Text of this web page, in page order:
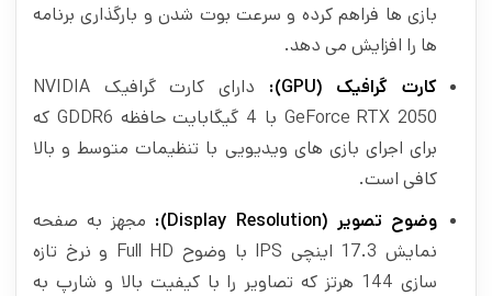
بازی‌ ها فراهم کرده و سرعت بوت شدن و بارگذاری برنامه
ها را افزایش می دهد.
کارت گرافیک (GPU):
دارای کارت گرافیک NVIDIA
GeForce RTX 2050 با 4 گیگابایت حافظه‌ GDDR6 که
برای اجرای بازی‌ های ویدیویی با تنظیمات متوسط و بالا
کافی است.
وضوح تصویر (Display Resolution):
مجهز به صفحه‌
نمایش 17.3 اینچی IPS با وضوح Full HD و نرخ تازه‌
سازی 144 هرتز که تصاویر را با کیفیت بالا و شارپ به